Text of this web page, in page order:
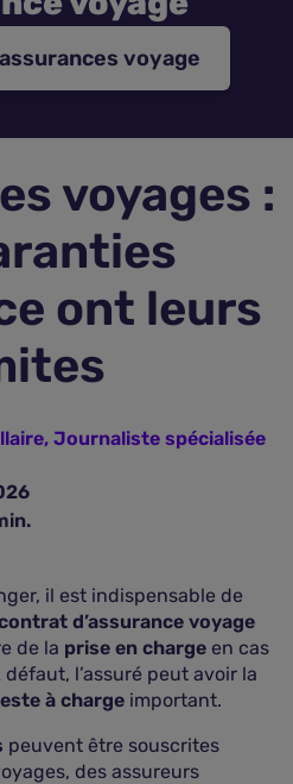
voyage
voyages :
ont leurs
Journaliste spécialisée
il est indispensable de
d’assurance voyage
de la prise en charge en cas
défaut, l’assuré peut avoir la
à charge important.
peuvent être souscrites
des assureurs